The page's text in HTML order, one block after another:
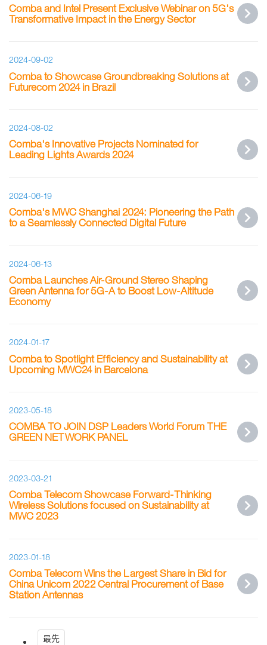
Comba and Intel Present Exclusive Webinar on 5G's
Transformative Impact in the Energy Sector
2024-09-02
Comba to Showcase Groundbreaking Solutions at
Futurecom 2024 in Brazil
2024-08-02
Comba's Innovative Projects Nominated for
Leading Lights Awards 2024
2024-06-19
Comba's MWC Shanghai 2024: Pioneering the Path
to a Seamlessly Connected Digital Future
2024-06-13
Comba Launches Air-Ground Stereo Shaping
Green Antenna for 5G-A to Boost Low-Altitude
Economy
2024-01-17
Comba to Spotlight Efficiency and Sustainability at
Upcoming MWC24 in Barcelona
2023-05-18
COMBA TO JOIN DSP Leaders World Forum THE
GREEN NETWORK PANEL
2023-03-21
Comba Telecom Showcase Forward-Thinking
Wireless Solutions focused on Sustainability at
MWC 2023
2023-01-18
Comba Telecom Wins the Largest Share in Bid for
China Unicom 2022 Central Procurement of Base
Station Antennas
最先